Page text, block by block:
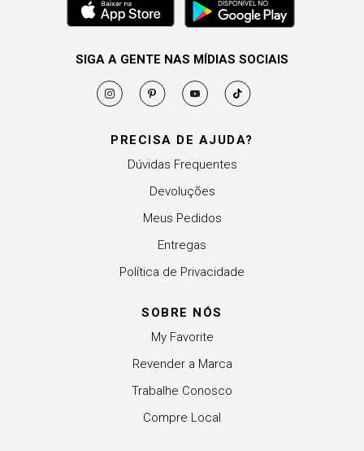
PRECISA DE AJUDA?
Dúvidas Frequentes
Devoluções
Meus Pedidos
Entregas
Política de Privacidade
SOBRE NÓS
My Favorite
Revender a Marca
Trabalhe Conosco
Compre Local
SIGA A GENTE NAS MÍDIAS SOCIAIS